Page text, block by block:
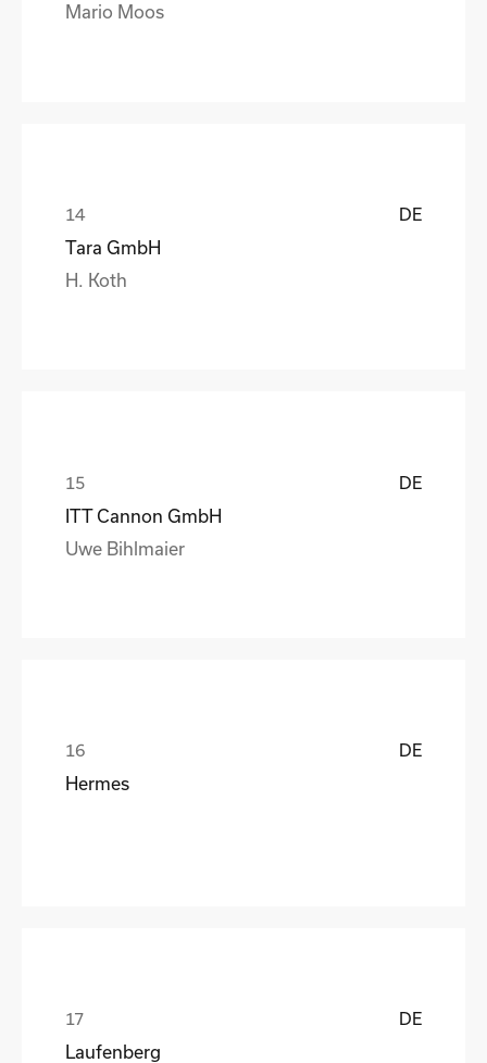
Mario Moos
DE
Tara GmbH
H. Koth
DE
ITT Cannon GmbH
Uwe Bihlmaier
DE
Hermes
DE
Laufenberg